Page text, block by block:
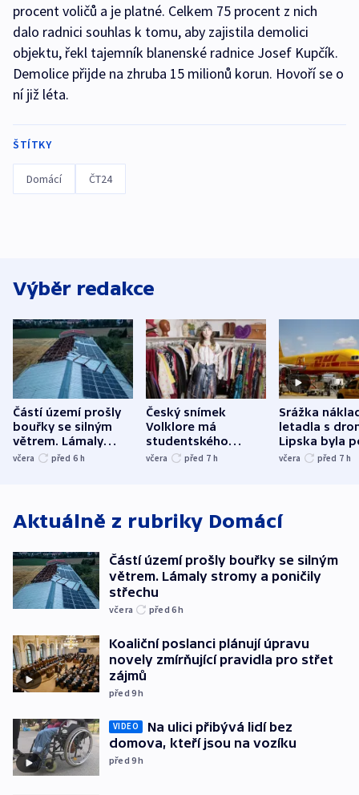
procent voličů a je platné. Celkem 75 procent z nich
dalo radnici souhlas k tomu, aby zajistila demolici
objektu, řekl tajemník blanenské radnice Josef Kupčík.
Demolice přijde na zhruba 15 milionů korun. Hovoří se o
ní již léta.
ŠTÍTKY
Domácí ČT24
Výběr redakce
Částí území prošly
bouřky se silným
větrem. Lámaly
stromy a poničily
včera před 6 h
Český snímek
Volklore má
studentského
Oscara, zabojuje o
včera před 7 h
Srážka
letadla s
Lipska byla
německého
včera před 7 h
Aktuálně z rubriky Domácí
Částí území prošly bouřky se silným
větrem. Lámaly stromy a poničily
střechu
včera před 6h
Koaliční poslanci plánují úpravu
novely zmírňující pravidla pro střet
zájmů
před 9h
VIDEO
Na ulici přibývá lidí bez
domova, kteří jsou na vozíku
před 9h